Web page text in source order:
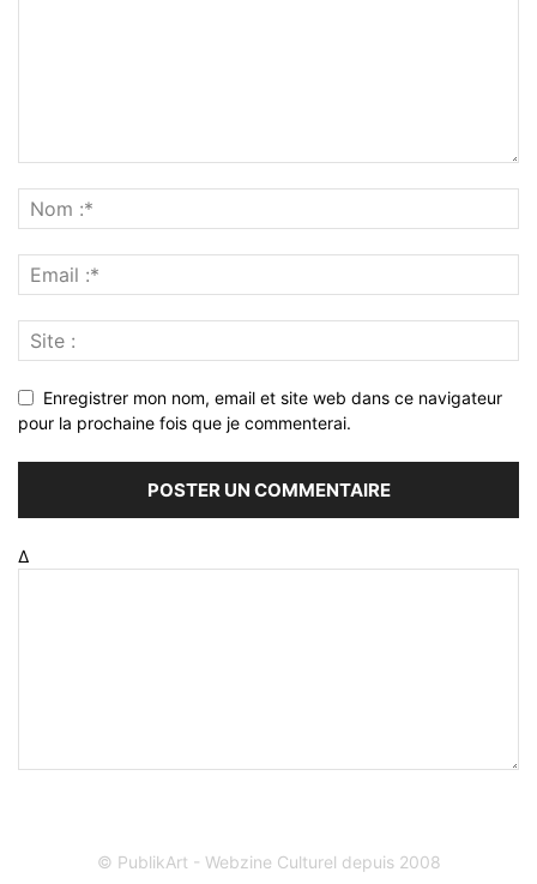
Enregistrer mon nom, email et site web dans ce navigateur
pour la prochaine fois que je commenterai.
Δ
© PublikArt - Webzine Culturel depuis 2008